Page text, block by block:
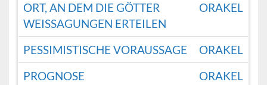
ORT, AN DEM DIE GÖTTER
WEISSAGUNGEN ERTEILEN
ORAKEL
PESSIMISTISCHE VORAUSSAGE
ORAKEL
PROGNOSE
ORAKEL